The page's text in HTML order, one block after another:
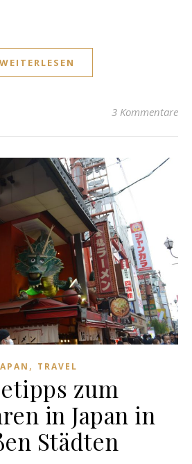
WEITERLESEN
3 Kommentare
, TRAVEL
zum
in Japan in
Städten